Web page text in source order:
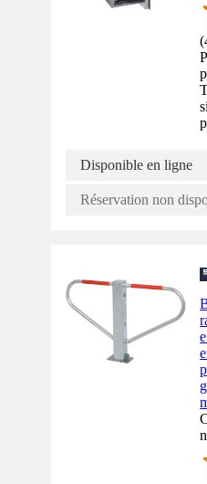
(
Disponible en ligne
Réservation non